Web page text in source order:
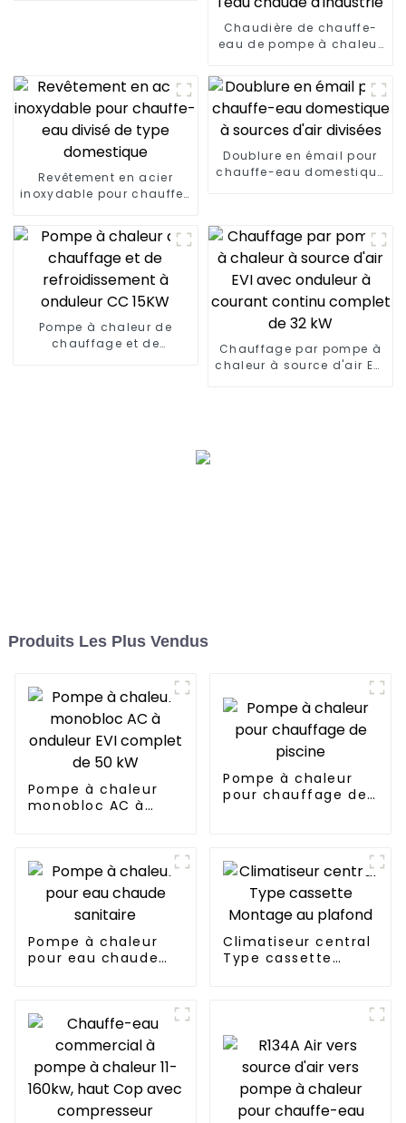
Chaudière de chauffe-
eau de pompe à chaleur
basse température pour
l'eau chaude d'industrie
Revêtement en acier
inoxydable pour chauffe-
domestique
Doublure en émail pour
chauffe-eau domestique
Pompe à chaleur de
chauffage et de
Chauffage par pompe à
chaleur à source d'air EVI
Produits Les Plus Vendus
Pompe à chaleur
monobloc AC à
Pompe à chaleur
pour chauffage de
Pompe à chaleur
pour eau chaude
Climatiseur central
Type cassette